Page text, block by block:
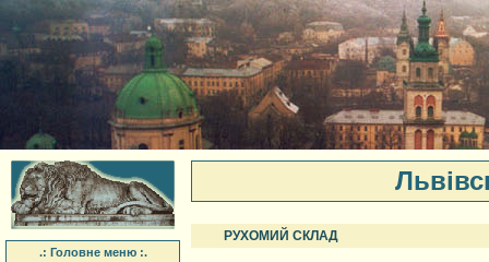
.: Головне меню :.
РУХОМИЙ СКЛАД